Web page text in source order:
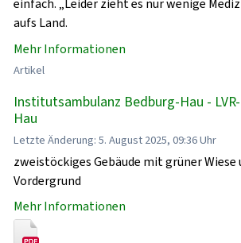
einfach. „Leider zieht es nur wenige
aufs Land.
Mehr Informationen
Artikel
Institutsambulanz Bedburg-Hau -
Hau
Letzte Änderung: 5. August 2025, 09:36 Uhr
zweistöckiges Gebäude mit grüner Wiese
Vordergrund
Mehr Informationen